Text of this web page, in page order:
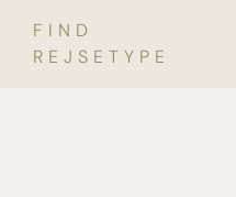
FIND
REJSETYPE